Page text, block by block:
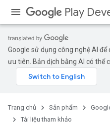
Play
Google sử dụng công nghệ AI
ưu tiên. Bản dịch bằng AI có thể
Trang chủ Sản phẩm
Tài liệu tham khảo